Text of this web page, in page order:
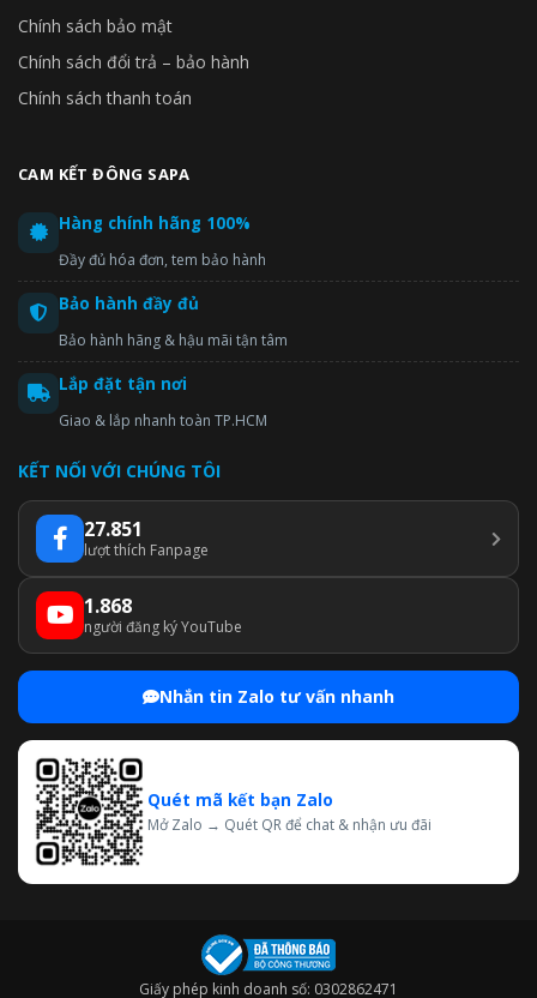
Chính sách bảo mật
Chính sách đổi trả – bảo hành
Chính sách thanh toán
CAM KẾT ĐÔNG SAPA
Hàng chính hãng 100%
Đầy đủ hóa đơn, tem bảo hành
Bảo hành đầy đủ
Bảo hành hãng & hậu mãi tận tâm
Lắp đặt tận nơi
Giao & lắp nhanh toàn TP.HCM
KẾT NỐI VỚI CHÚNG TÔI
27.851
lượt thích Fanpage
1.868
người đăng ký YouTube
Nhắn tin Zalo tư vấn nhanh
Quét mã kết bạn Zalo
Mở Zalo → Quét QR để chat & nhận ưu đãi
Giấy phép kinh doanh số: 0302862471